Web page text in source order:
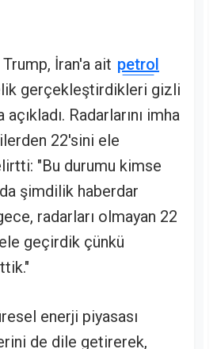
İran'a ait petrol
gerçekleştirdikleri gizli
Radarlarını imha
22'sini ele
"Bu durumu kimse
şimdilik haberdar
radarları olmayan 22
geçirdik çünkü
enerji piyasası
de dile getirerek,